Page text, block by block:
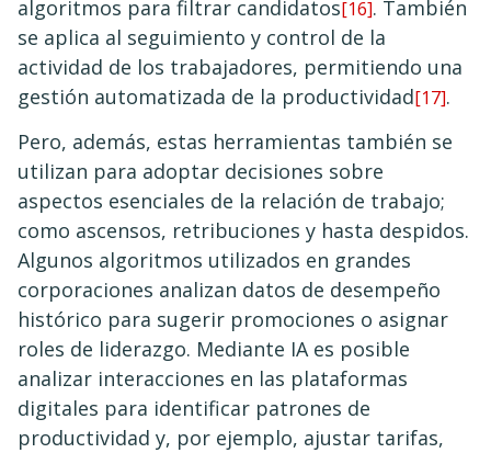
algoritmos para filtrar candidatos[16]. También
se aplica al seguimiento y control de la
actividad de los trabajadores, permitiendo una
gestión automatizada de la productividad[17].
Pero, además, estas herramientas también se
utilizan para adoptar decisiones sobre
aspectos esenciales de la relación de trabajo;
como ascensos, retribuciones y hasta despidos.
Algunos algoritmos utilizados en grandes
corporaciones analizan datos de desempeño
histórico para sugerir promociones o asignar
roles de liderazgo. Mediante IA es posible
analizar interacciones en las plataformas
digitales para identificar patrones de
productividad y, por ejemplo, ajustar tarifas,